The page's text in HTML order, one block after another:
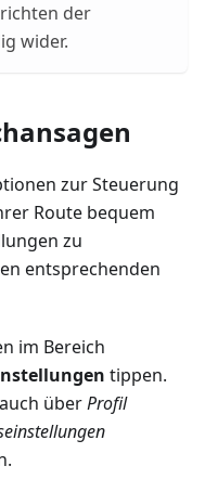
der
wider.
zur Steuerung
Route bequem
zu
entsprechenden
im Bereich
tippen.
überProfil